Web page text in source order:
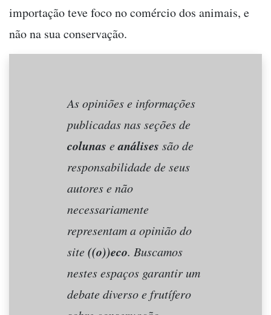
importação teve foco no comércio dos animais, e
não na sua conservação.
As opiniões e informações
publicadas nas seções de
colunas eanálises são de
responsabilidade de seus
autores e não
necessariamente
representam a opinião do
site((o))eco. Buscamos
nestes espaços garantir um
debate diverso e frutífero